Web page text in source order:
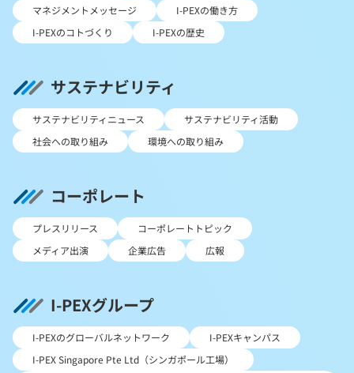
マネジメントメッセージ
I-PEXの働き方
I-PEXのコトづくり
I-PEXの歴史
サステナビリティ
サステナビリティニュース
サステナビリティ活動
社会への取り組み
環境への取り組み
コーポレート
プレスリリース
コーポレートトピック
メディア出演
企業広告 広報
I-PEXグループ
I-PEXのグローバルネットワーク
I-PEXキャンパス
I-PEX Singapore Pte Ltd（シンガポール工場）